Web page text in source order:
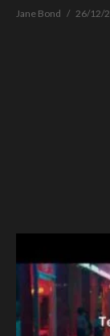
Jane Bond 26/12/